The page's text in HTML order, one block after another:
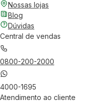
Nossas lojas
Blog
Dúvidas
Central de vendas
0800-200-2000
4000-1695
Atendimento ao cliente